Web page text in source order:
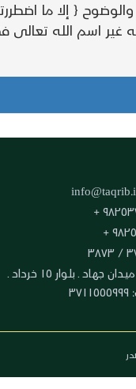
{ إلا ما
اسم الله تعالى
العنوان: ايران ـ قم ـ ميدان جهاد ـ بلوار ١٥ خرداد ـ